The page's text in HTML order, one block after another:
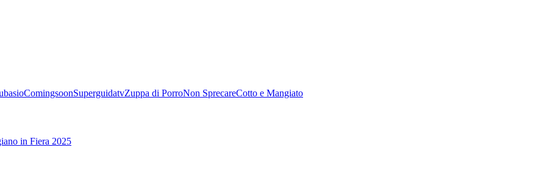
ComingsoonSuperguidatvZuppa di PorroNon SprecareCotto e Mangiato
in Fiera 2025